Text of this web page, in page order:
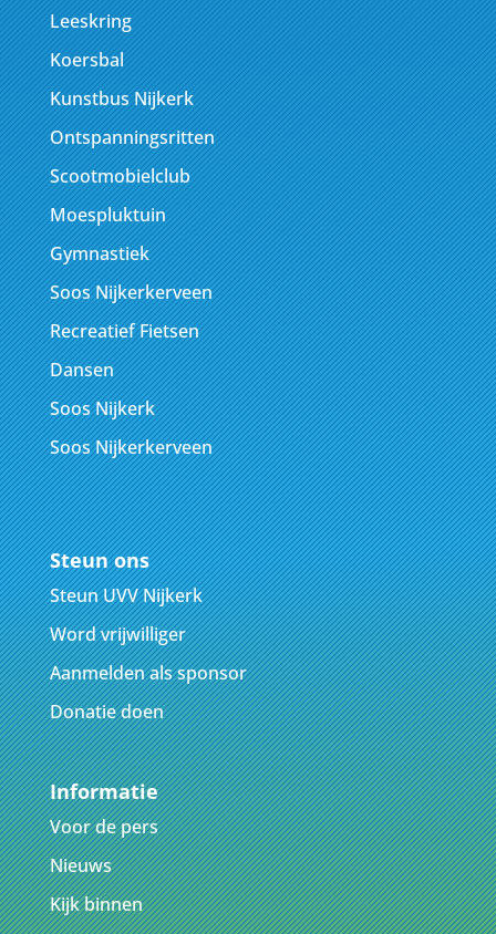
Leeskring
Koersbal
Kunstbus Nijkerk
Ontspanningsritten
Scootmobielclub
Moespluktuin
Gymnastiek
Soos Nijkerkerveen
Recreatief Fietsen
Dansen
Soos Nijkerk
Soos Nijkerkerveen
Steun ons
Steun UVV Nijkerk
Word vrijwilliger
Aanmelden als sponsor
Donatie doen
Informatie
Voor de pers
Nieuws
Kijk binnen